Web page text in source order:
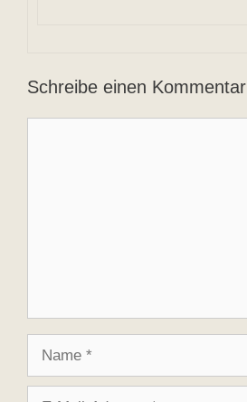
Schreibe einen Kommentar